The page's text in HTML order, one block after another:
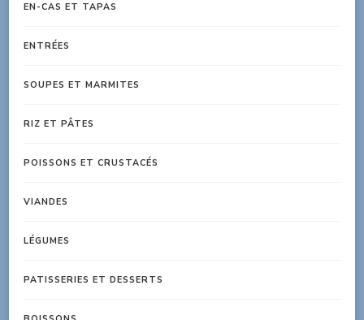
EN-CAS ET TAPAS
ENTRÉES
SOUPES ET MARMITES
RIZ ET PÂTES
POISSONS ET CRUSTACÉS
VIANDES
LÉGUMES
PATISSERIES ET DESSERTS